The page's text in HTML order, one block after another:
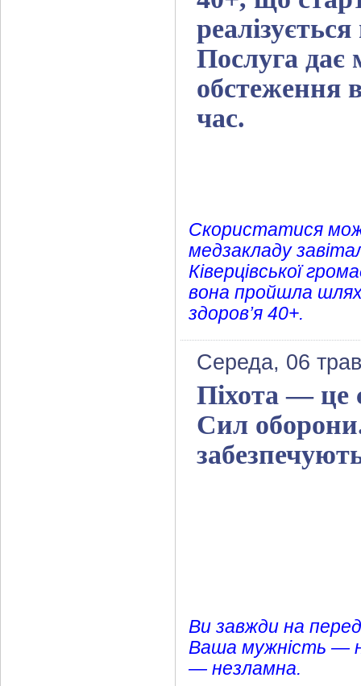
Послуга дає
обстеження
час.
Скористатися
медзакладу
Ківерцівської
вона пройшла шлях
здоров’я 40+.
Середа, 06
Піхота — це
Сил
Ви завжди на
Ваша мужність —
— незламна.